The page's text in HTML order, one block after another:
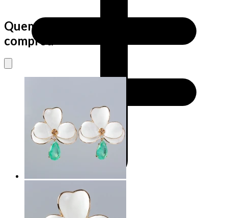
Quem viu este produto também
comprou